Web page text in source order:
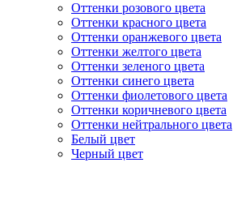
Оттенки розового цвета
Оттенки красного цвета
Оттенки оранжевого цвета
Оттенки желтого цвета
Оттенки зеленого цвета
Оттенки синего цвета
Оттенки фиолетового цвета
Оттенки коричневого цвета
Оттенки нейтрального цвета
Белый цвет
Черный цвет